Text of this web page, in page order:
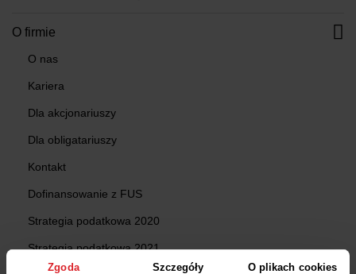
Zgoda Szczegóły O plikach cookies
O firmie
O nas
Kariera
Dla akcjonariuszy
Dla obligatariuszy
Kontakt
Dofinansowanie z FUS
Strategia podatkowa 2020
Strategia podatkowa 2021